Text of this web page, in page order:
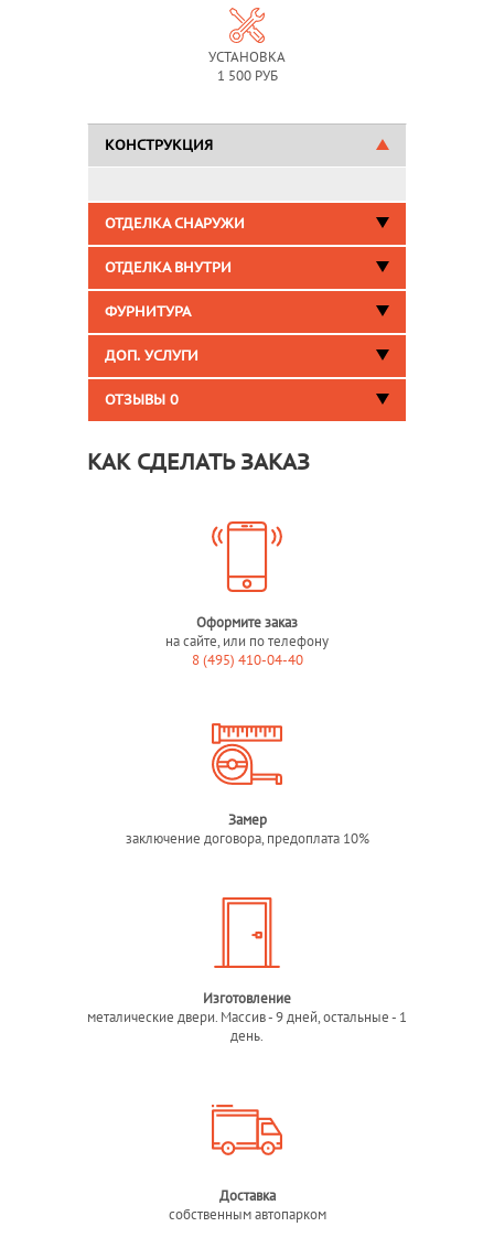
УСТАНОВКА
1 500 РУБ
КОНСТРУКЦИЯ
ОТДЕЛКА СНАРУЖИ
ОТДЕЛКА ВНУТРИ
ФУРНИТУРА
ДОП. УСЛУГИ
ОТЗЫВЫ 0
КАК СДЕЛАТЬ ЗАКАЗ
Оформите заказ
на сайте, или по телефону
8 (495) 410-04-40
Замер
заключение договора, предоплата 10%
Изготовление
металические двери. Массив - 9 дней, остальные - 1
день.
Доставка
собственным автопарком